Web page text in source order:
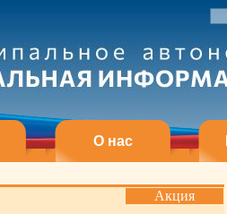
О нас
Акция